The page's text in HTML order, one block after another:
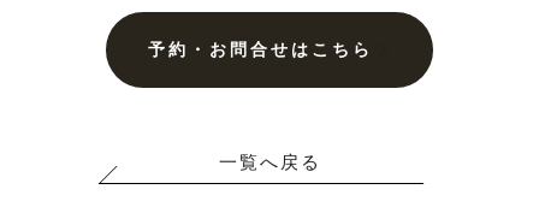
単衣（6月/9月の訪問着）
6月用の商品一覧へ
予約・お問合せはこちら
一覧へ戻る